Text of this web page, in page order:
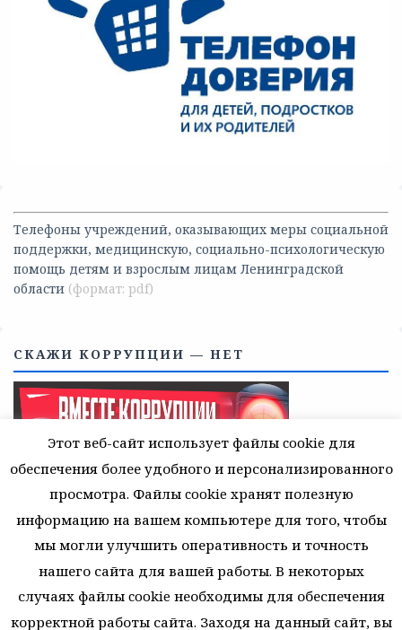
Телефоны учреждений, оказывающих меры социальной
поддержки, медицинскую, социально-психологическую
помощь детям и взрослым лицам Ленинградской
области
СКАЖИ КОРРУПЦИИ — НЕТ
Этот веб-сайт использует файлы cookie для
обеспечения более удобного и персонализированного
просмотра. Файлы cookie хранят полезную
информацию на вашем компьютере для того, чтобы
мы могли улучшить оперативность и точность
нашего сайта для вашей работы. В некоторых
случаях файлы cookie необходимы для обеспечения
корректной работы сайта. Заходя на данный сайт, вы